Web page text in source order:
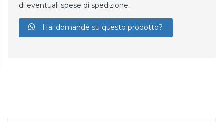
di eventuali spese di spedizione.
Hai domande su questo prodotto?